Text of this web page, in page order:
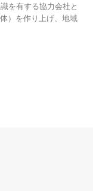
を有する協力会社と
体）を作り上げ、地域